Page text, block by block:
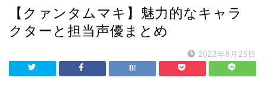
【クァンタムマキ】魅力的なキャラ
クターと担当声優まとめ
2022年8月25日